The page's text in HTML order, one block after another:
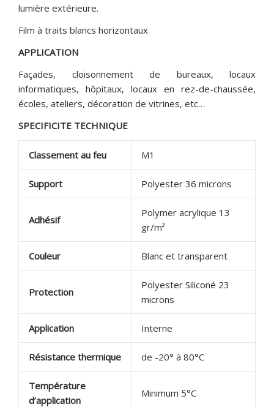
lumière extérieure.
Film à traits blancs horizontaux
APPLICATION
Façades, cloisonnement de bureaux, locaux
informatiques, hôpitaux, locaux en rez-de-chaussée,
écoles, ateliers, décoration de vitrines, etc…
SPECIFICITE TECHNIQUE
Classement au feu M1
Support Polyester 36 microns
Adhésif
Polymer acrylique 13
gr/m²
Couleur Blanc et transparent
Protection
Polyester Siliconé 23
microns
Application Interne
Résistance thermique de -20° à 80°C
Température
d’application
Minimum 5°C